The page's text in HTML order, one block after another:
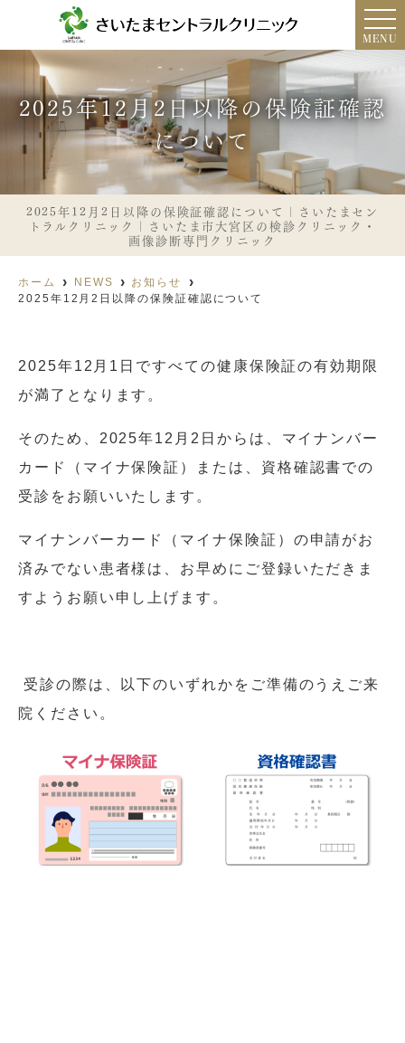
MENU
2025年12月2日以降の保険証確認
について
2025年12月2日以降の保険証確認について｜さいたまセン
トラルクリニック｜さいたま市大宮区の検診クリニック・
画像診断専門クリニック
ホーム NEWS
お知らせ
2025年12月2日以降の保険証確認について
2025年12 月 1 日ですべての健康保険証の有効期限
が満了となります。
そのため、 2025年12 月 2 日からは、マイナンバー
カード（マイナ保険証）または、資格確認書での
受診をお願いいたします。
マイナンバーカード（マイナ保険証）の申請がお
済みでない患者様は、お早めにご登録いただきま
すようお願い申し上げます。
受診の際は、以下のいずれかをご準備のうえご来
院ください。